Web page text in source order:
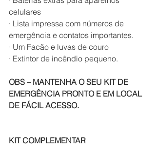
celulares
· Lista impressa com números de
emergência e contatos importantes.
· Um Facão e luvas de couro
· Extintor de incêndio pequeno.
OBS – MANTENHA O SEU KIT DE
EMERGÊNCIA PRONTO E EM LOCAL
DE FÁCIL ACESSO.
KIT COMPLEMENTAR